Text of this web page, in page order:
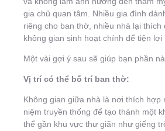
gia chủ quan tâm. Nhiều gia đình
riêng cho ban thờ, nhiều nhà lại thích
không gian sinh hoạt chính để tiện lợi
Một vài gợi ý sau sẽ giúp bạn phần
Vị trí có thể bố trí ban thờ:
Không gian giữa nhà là nơi thích hợp
niệm truyền thống để tạo thành một
thể gần khu vực thư giãn như giếng